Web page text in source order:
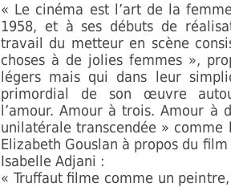
« Le cinéma est l’art de la
1958, et à ses débuts de
travail du metteur en scène
choses à de jolies femmes »,
légers mais qui dans leur
primordial de son œuvre
l’amour. Amour à trois. Amour à
unilatérale transcendée » comme
Elizabeth Gouslan à propos du film
Isabelle Adjani :
« Truffaut filme comme un